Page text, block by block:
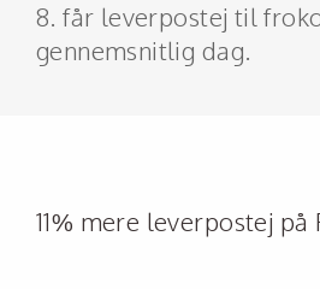
8. får leverpostej til
gennemsnitlig dag.
11% mere leverpostej på